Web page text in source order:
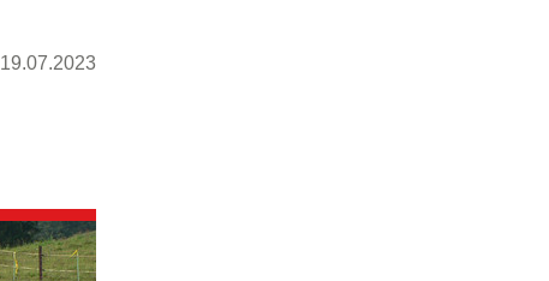
19.07.2023